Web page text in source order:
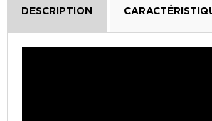
DESCRIPTION